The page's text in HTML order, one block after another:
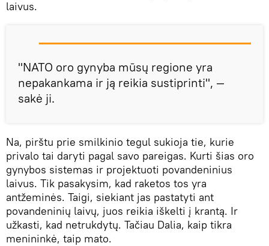
laivus.
"NATO oro gynyba mūsų regione yra
nepakankama ir ją reikia sustiprinti", —
sakė ji.
Na, pirštu prie smilkinio tegul sukioja tie, kurie
privalo tai daryti pagal savo pareigas. Kurti šias oro
gynybos sistemas ir projektuoti povandeninius
laivus. Tik pasakysim, kad raketos tos yra
antžeminės. Taigi, siekiant jas pastatyti ant
povandeninių laivų, juos reikia iškelti į krantą. Ir
užkasti, kad netrukdytų. Tačiau Dalia, kaip tikra
menininkė, taip mato.